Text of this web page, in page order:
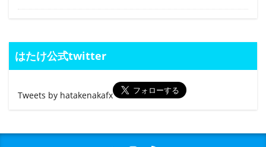
はたけ公式twitter
Tweets by hatakenakafx